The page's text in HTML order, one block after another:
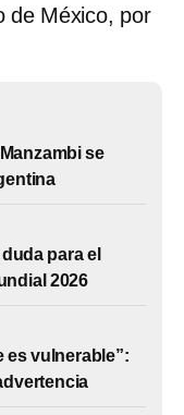
de México, por
se
para el
2026
es vulnerable”: